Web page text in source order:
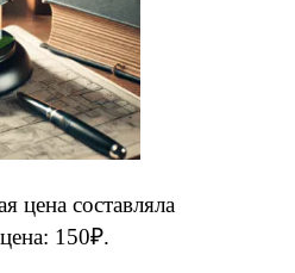
цена составляла
150₽.